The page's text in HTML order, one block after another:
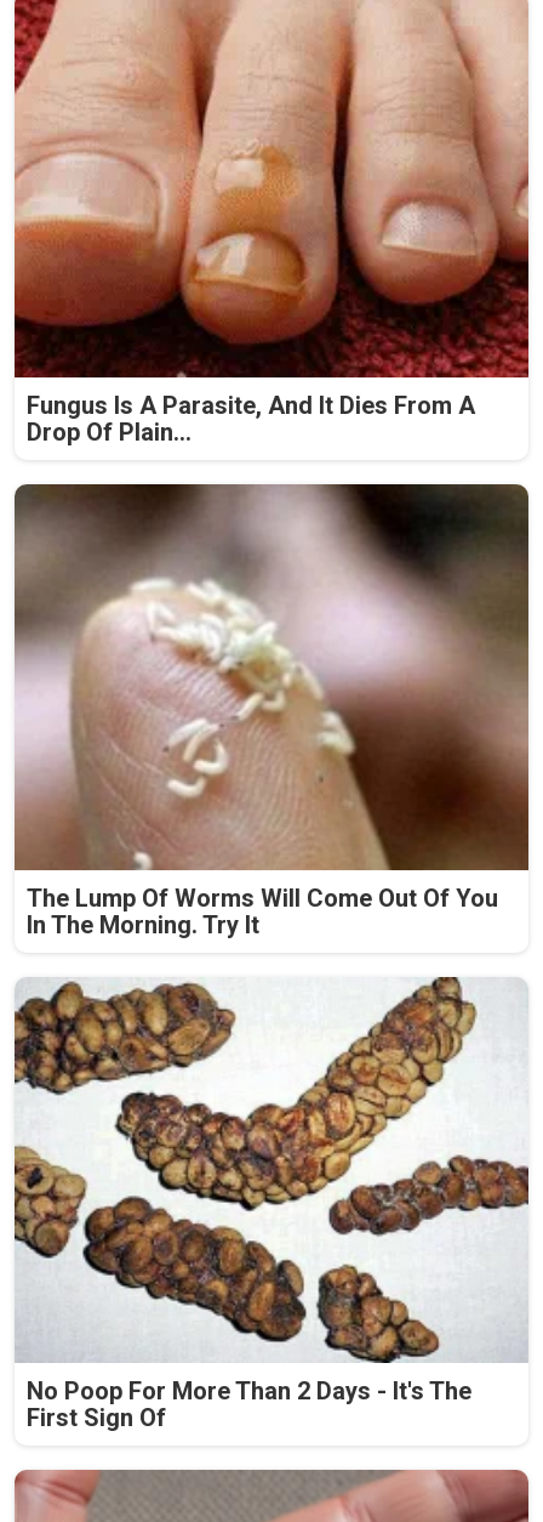
Fungus Is A Parasite, And It Dies From A
Drop Of Plain...
The Lump Of Worms Will Come Out Of You
In The Morning. Try It
No Poop For More Than 2 Days - It's The
First Sign Of